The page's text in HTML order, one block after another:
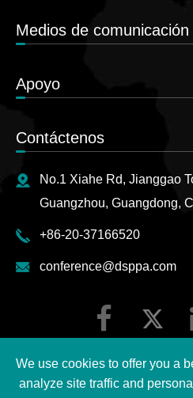
Medios de comunicación
Apoyo
Contáctenos
No.1 Xiahe Rd, Jianggao
Guangzhou, Guangdong,
+86-20-37166520
conference@dsppa.com
We use cookies to offer you a
analyze site traffic and